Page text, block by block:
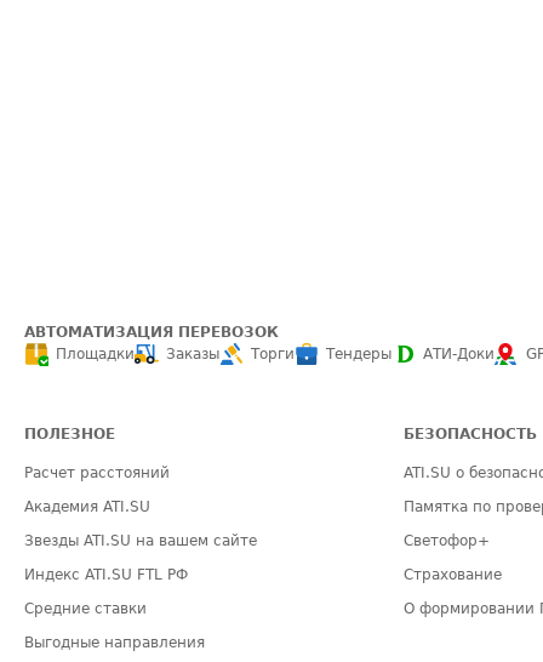
АВТОМАТИЗАЦИЯ ПЕРЕВОЗОК
Площадки
Заказы Торги Тендеры АТИ-Доки
ПОЛЕЗНОЕ
Расчет расстояний
Академия ATI.SU
Звезды ATI.SU на вашем сайте
Индекс ATI.SU FTL РФ
Средние ставки
Выгодные направления
БЕЗОПАСНОСТЬ
ATI.SU о
Памятка по
Светофор+
Страхование
О формировании